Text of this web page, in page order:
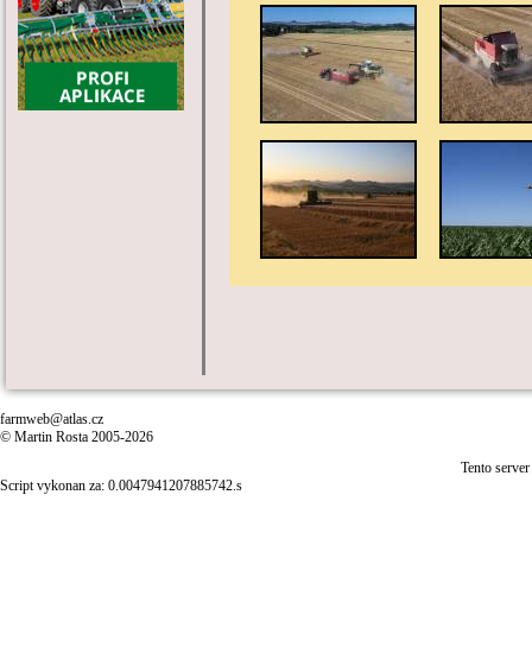
farmweb@atlas.cz
© Martin Rosta 2005-2026
Tento
Script vykonan za: 0.0047941207885742.s